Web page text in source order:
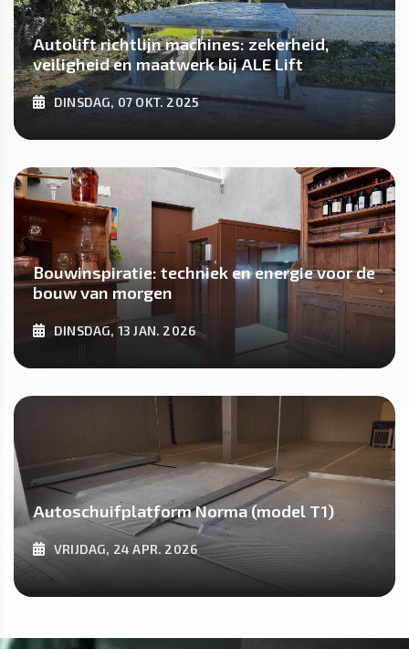
Autolift richtlijn machines: zekerheid,
veiligheid en maatwerk bij ALE Lift
DINSDAG, 07 OKT. 2025
ONTDEK MEER
Bouwinspiratie: techniek en energie voor de
bouw van morgen
DINSDAG, 13 JAN. 2026
ONTDEK MEER
Autoschuifplatform Norma (model T1)
VRIJDAG, 24 APR. 2026